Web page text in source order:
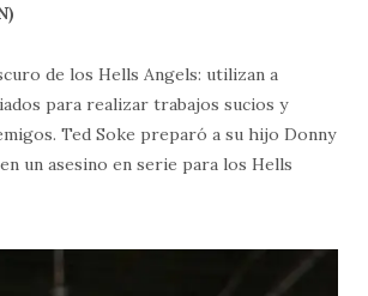
de los Hells Angels: utilizan a
para realizar trabajos sucios y
Ted Soke preparó a su hijo Donny
un asesino en serie para los Hells